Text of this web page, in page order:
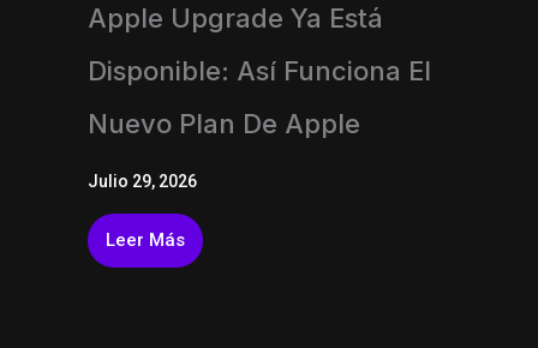
Apple Upgrade Ya Está
Disponible: Así Funciona El
Nuevo Plan De Apple
Julio 29, 2026
Leer Más